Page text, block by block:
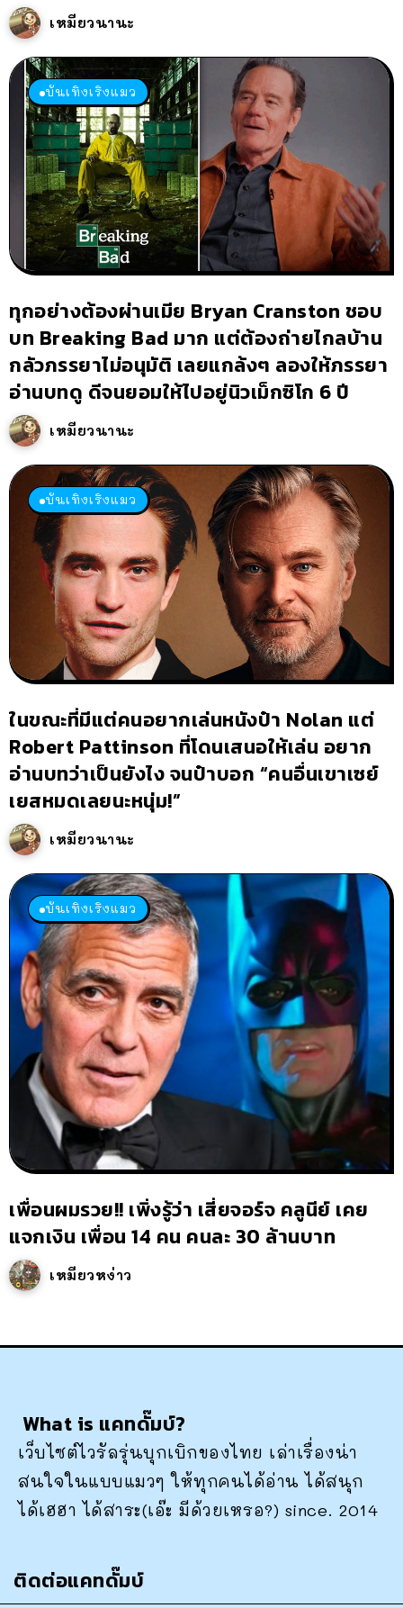
เหมียวนานะ
บันเทิงเริงแมว
ทุกอย่างต้องผ่านเมีย Bryan Cranston ชอบ
บท Breaking Bad มาก แต่ต้องถ่ายไกลบ้าน
กลัวภรรยาไม่อนุมัติ เลยแกล้งๆ ลองให้ภรรยา
อ่านบทดู ดีจนยอมให้ไปอยู่นิวเม็กซิโก 6 ปี
เหมียวนานะ
บันเทิงเริงแมว
ในขณะที่มีแต่คนอยากเล่นหนังป๋า Nolan แต่
Robert Pattinson ที่โดนเสนอให้เล่น อยาก
อ่านบทว่าเป็นยังไง จนป๋าบอก “คนอื่นเขาเซย์
เยสหมดเลยนะหนุ่ม!”
เหมียวนานะ
บันเทิงเริงแมว
เพื่อนผมรวย!! เพิ่งรู้ว่า เสี่ยจอร์จ คลูนีย์ เคย
แจกเงิน เพื่อน 14 คน คนละ 30 ล้านบาท
เหมียวหง่าว
What is แคทดั๊มบ์?
เว็บไซต์ไวรัลรุ่นบุกเบิกของไทย เล่าเรื่องน่า
สนใจในแบบแมวๆ ให้ทุกคนได้อ่าน ได้สนุก
ได้เฮฮา ได้สาระ(เอ๊ะ มีด้วยเหรอ?) since. 2014
ติดต่อแคทดั๊มบ์